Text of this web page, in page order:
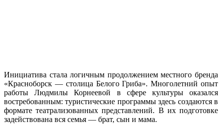
Инициатива стала логичным продолжением местного бренда
«Красноборск — столица Белого Гриба». Многолетний опыт
работы Людмилы Корнеевой в сфере культуры оказался
востребованным: туристические программы здесь создаются в
формате театрализованных представлений. В их подготовке
задействована вся семья — брат, сын и мама.